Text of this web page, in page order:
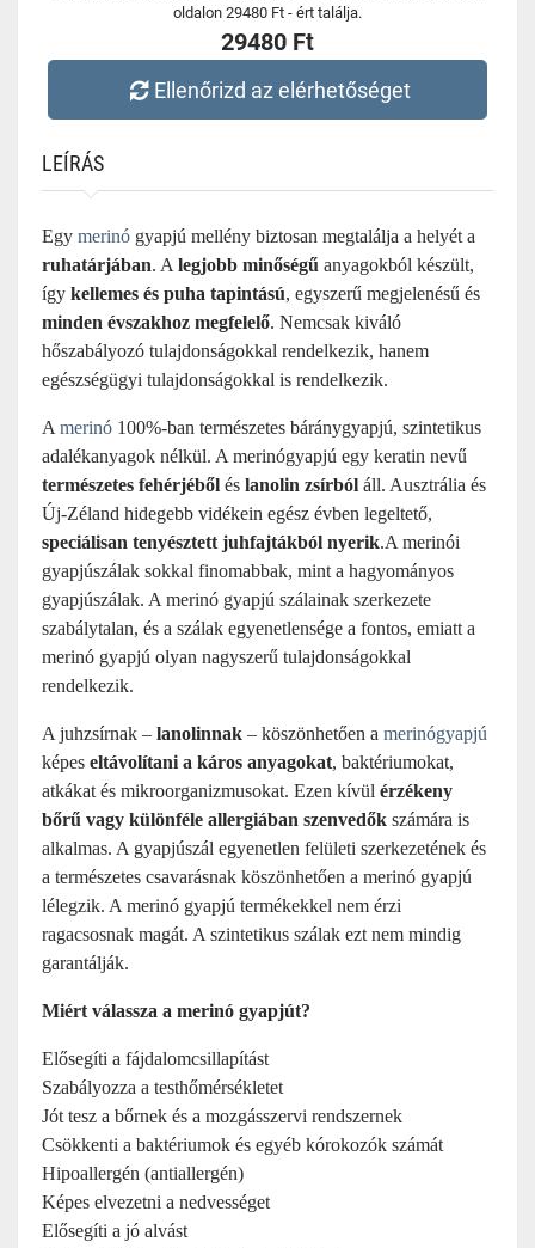
oldalon 29480 Ft - ért találja.
29480 Ft
Ellenőrizd az elérhetőséget
LEÍRÁS
Egy merinó gyapjú mellény biztosan megtalálja a helyét a
ruhatárjában. A legjobb minőségű anyagokból készült,
így kellemes és puha tapintású, egyszerű megjelenésű és
minden évszakhoz megfelelő. Nemcsak kiváló
hőszabályozó tulajdonságokkal rendelkezik, hanem
egészségügyi tulajdonságokkal is rendelkezik.
A merinó 100%-ban természetes báránygyapjú, szintetikus
adalékanyagok nélkül. A merinógyapjú egy keratin nevű
természetes fehérjéből és lanolin zsírból áll. Ausztrália és
Új-Zéland hidegebb vidékein egész évben legeltető,
speciálisan tenyésztett juhfajtákból nyerik.A merinói
gyapjúszálak sokkal finomabbak, mint a hagyományos
gyapjúszálak. A merinó gyapjú szálainak szerkezete
szabálytalan, és a szálak egyenetlensége a fontos, emiatt a
merinó gyapjú olyan nagyszerű tulajdonságokkal
rendelkezik.
A juhzsírnak – lanolinnak – köszönhetően a merinógyapjú
képes eltávolítani a káros anyagokat, baktériumokat,
atkákat és mikroorganizmusokat. Ezen kívül érzékeny
bőrű vagy különféle allergiában szenvedők számára is
alkalmas. A gyapjúszál egyenetlen felületi szerkezetének és
a természetes csavarásnak köszönhetően a merinó gyapjú
lélegzik. A merinó gyapjú termékekkel nem érzi
ragacsosnak magát. A szintetikus szálak ezt nem mindig
garantálják.
Miért válassza a merinó gyapjút?
Elősegíti a fájdalomcsillapítást
Szabályozza a testhőmérsékletet
Jót tesz a bőrnek és a mozgásszervi rendszernek
Csökkenti a baktériumok és egyéb kórokozók számát
Hipoallergén (antiallergén)
Képes elvezetni a nedvességet
Elősegíti a jó alvást